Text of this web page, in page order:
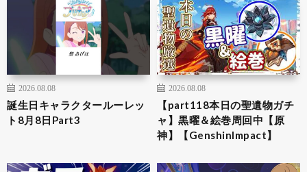
2026.08.08
誕生日キャラクタールーレッ
ト8月8日Part3
2026.08.08
【part118本日の聖遺物ガチ
ャ】黒曜＆絵巻周回中【原
神】【GenshinImpact】